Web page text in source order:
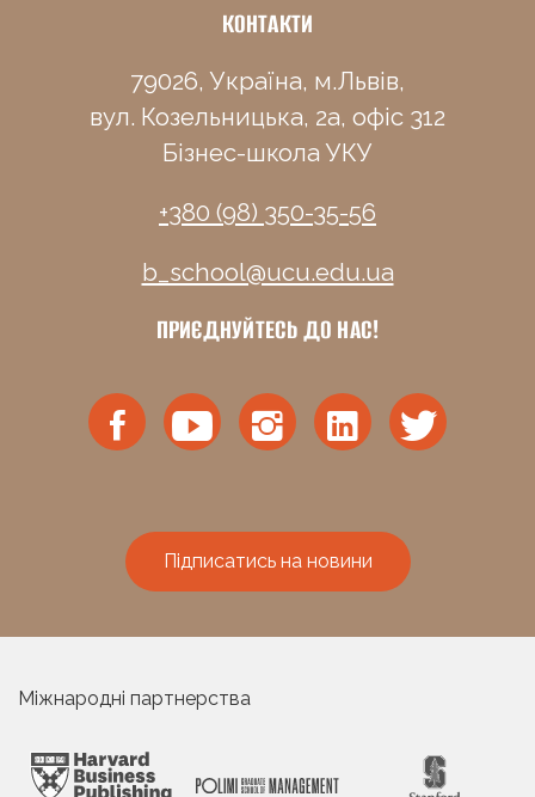
КОНТАКТИ
79026, Україна, м.Львів,
вул. Козельницька, 2а, офіс 312
Бізнес-школа УКУ
+380 (98) 350-35-56
b_school@ucu.edu.ua
ПРИЄДНУЙТЕСЬ ДО НАС!
Підписатись на новини
Міжнародні партнерства